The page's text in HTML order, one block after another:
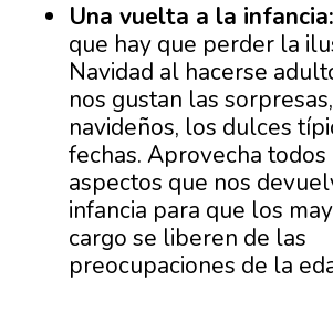
Una vuelta a la infancia:
que hay que perder la
Navidad al hacerse
nos gustan las
navideños, los dulces
fechas. Aprovecha todos
aspectos que nos
infancia para que los
cargo se liberen de las
preocupaciones de la